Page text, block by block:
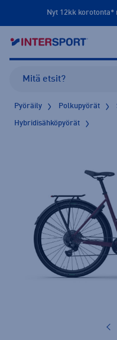
Nyt 12kk korotonta*
Pyöräily Polkupyörät
Hybridisähköpyörät